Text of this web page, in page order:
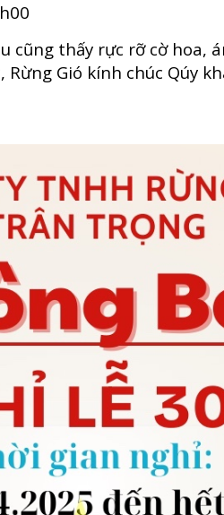
cũng thấy rực rỡ cờ
Gió kính chúc Qúy